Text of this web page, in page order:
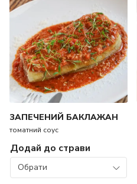
ЗАПЕЧЕНИЙ БАКЛАЖАН
томатний соус
Додай до страви
Обрати